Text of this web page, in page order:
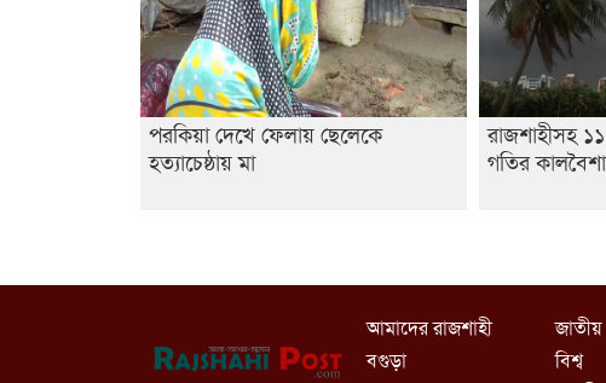
পরকিয়া দেখে ফেলায় ছেলেকে
হত্যাচেষ্ঠায় মা
রাজশাহীসহ
গতির
আমাদের রাজশাহী
বগুড়া
জাতীয়
বিশ্ব